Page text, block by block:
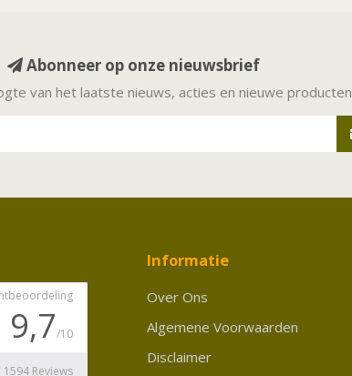
Abonneer op onze nieuwsbrief
van het laatste nieuws, acties en nieuwe producten
Informatie
Over Ons
Algemene Voorwaarden
Disclaimer